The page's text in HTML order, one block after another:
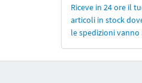
Riceve in 24 ore il
articoli in stock
le spedizioni vanno